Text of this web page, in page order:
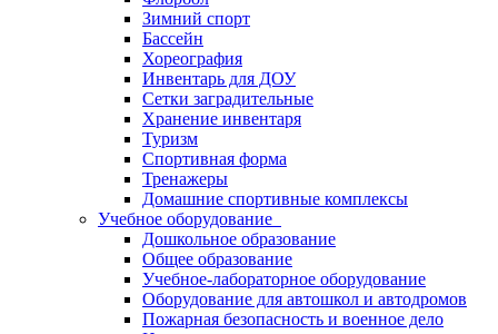
Зимний спорт
Бассейн
Хореография
Инвентарь для ДОУ
Сетки заградительные
Хранение инвентаря
Туризм
Спортивная форма
Тренажеры
Домашние спортивные комплексы
Учебное оборудование
Дошкольное образование
Общее образование
Учебное-лабораторное оборудование
Оборудование для автошкол и автодромов
Пожарная безопасность и военное дело